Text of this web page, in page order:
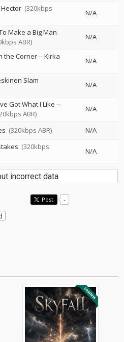
Hector (320kbps
N/A
Make a Big Man
ABR)
N/A
the Corner--Kirka
N/A
Slam
N/A
Got What I Like --
ABR)
N/A
(320kbps ABR) N/A
(320kbps
N/A
incorrect data
Post -